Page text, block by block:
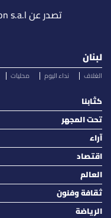
تصدر عن Lebanese Media Production s.a.l
لبنان
الغلاف نداء اليوم محليات
كتّابنا
تحت المجهر
آراء
اقتصاد
العالم
ثقافة وفنون
الرياضة